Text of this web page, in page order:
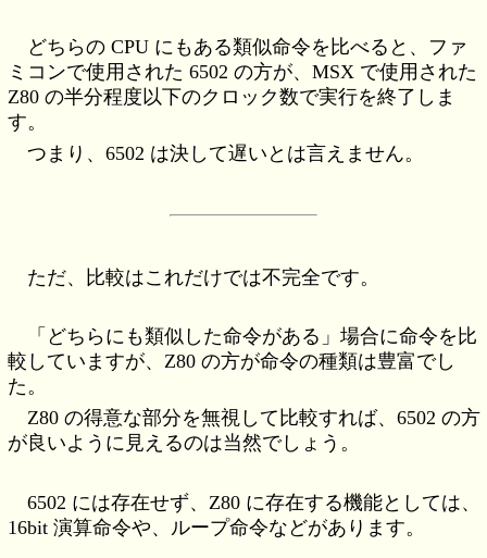
どちらの CPU にもある類似命令を比べると、ファ
ミコンで使用された 6502 の方が、MSX で使用された
Z80 の半分程度以下のクロック数で実行を終了しま
す。
つまり、6502 は決して遅いとは言えません。
ただ、比較はこれだけでは不完全です。
「どちらにも類似した命令がある」場合に命令を比
較していますが、Z80 の方が命令の種類は豊富でし
た。
Z80 の得意な部分を無視して比較すれば、6502 の方
が良いように見えるのは当然でしょう。
6502 には存在せず、Z80 に存在する機能としては、
16bit 演算命令や、ループ命令などがあります。